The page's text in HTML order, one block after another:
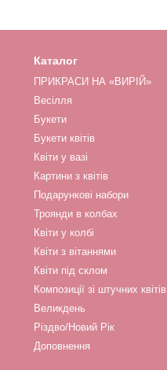
Каталог
ПРИКРАСИ НА «ВИРІЙ»
Весілля
Букети
Букети квітів
Квіти у вазі
Картини з квітів
Подарункові набори
Троянди в колбах
Квіти у колбі
Квіти з вітаннями
Квіти під склом
Композиції зі штучних квітів
Великдень
Різдво/Новий Рік
Доповнення